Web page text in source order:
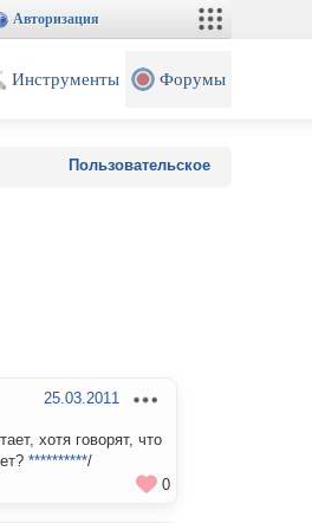
Авторизация
Инструменты Форумы
Пользовательское
25.03.2011
хотя говорят, что
**********/
0